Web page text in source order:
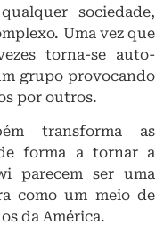
sociedade,
Uma vez que
torna-se auto-
grupo provocando
por outros.
transforma as
forma a tornar a
parecem ser uma
como um meio de
da América.